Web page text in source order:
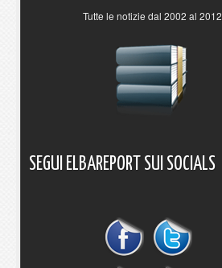
Tutte le notizie dal 2002 al 2012
SEGUI ELBAREPORT SUI SOCIALS